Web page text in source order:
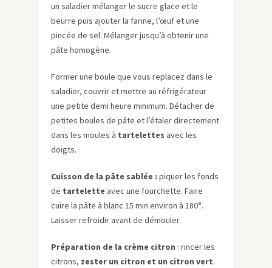
un saladier mélanger le sucre glace et le
beurre puis ajouter la farine, l’œuf et une
pincée de sel. Mélanger jusqu’à obtenir une
pâte homogène.
Former une boule que vous replacez dans le
saladier, couvrir et mettre au réfrigérateur
une petite demi heure minimum. Détacher de
petites boules de pâte et l’étaler directement
dans les moules à tartelettes avec les
doigts.
Cuisson de la pâte sablée : piquer les fonds
de tartelette avec une fourchette. Faire
cuire la pâte à blanc 15 min environ à 180°.
Laisser refroidir avant de démouler.
Préparation de la crème citron : rincer les
citrons, zester un citron et un citron vert.